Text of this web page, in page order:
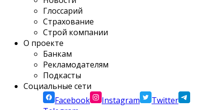
Глоссарий
Страхование
Строй компании
О проекте
Банкам
Рекламодателям
Подкасты
Социальные сети
Facebook
Instagram
Twitter